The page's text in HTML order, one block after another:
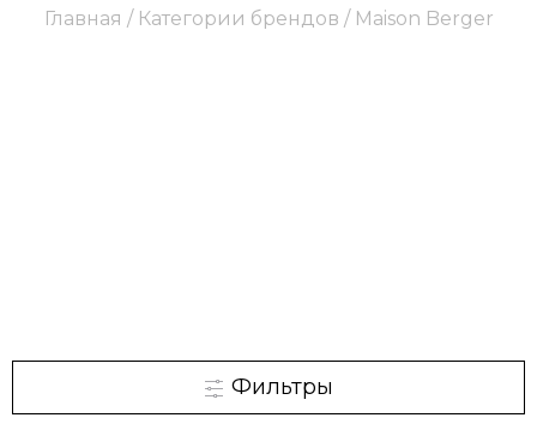
Главная / Категории брендов / Maison Berger
Фильтры